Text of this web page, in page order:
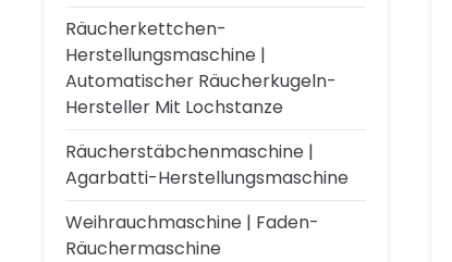
Räucherkettchen-
Herstellungsmaschine |
Automatischer Räucherkugeln-
Hersteller Mit Lochstanze
Räucherstäbchenmaschine |
Agarbatti-Herstellungsmaschine
Weihrauchmaschine | Faden-
Räuchermaschine